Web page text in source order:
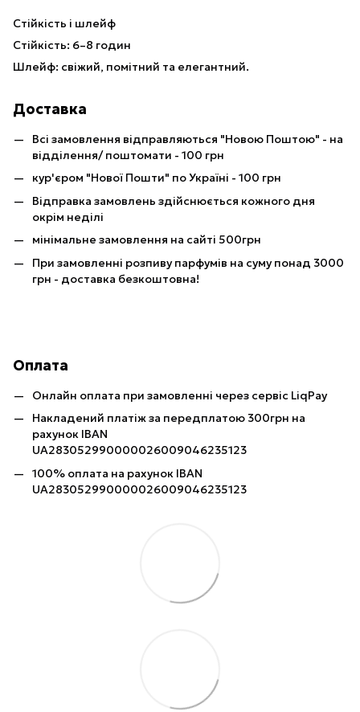
Стійкість і шлейф
Стійкість: 6–8 годин
Шлейф: свіжий, помітний та елегантний.
Доставка
Всі замовлення відправляються "Новою Поштою" - на
відділення/ поштомати - 100 грн
кур'єром "Нової Пошти" по Україні - 100 грн
Відправка замовлень здійснюється кожного дня
окрім неділі
мінімальне замовлення на сайті 500грн
При замовленні розпиву парфумів на суму понад 3000
грн - доставка безкоштовна!
Оплата
Онлайн оплата при замовленні через сервіс LiqPay
Накладений платіж за передплатою 300грн на
рахунок IBAN
UA283052990000026009046235123
100% оплата на рахунок IBAN
UA283052990000026009046235123